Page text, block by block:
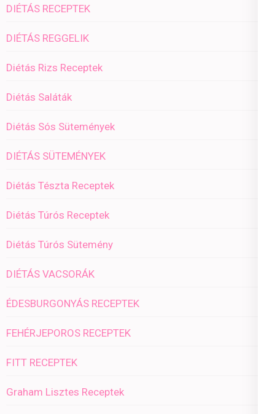
DIÉTÁS RECEPTEK
DIÉTÁS REGGELIK
Diétás Rizs Receptek
Diétás Saláták
Diétás Sós Sütemények
DIÉTÁS SÜTEMÉNYEK
Diétás Tészta Receptek
Diétás Túrós Receptek
Diétás Túrós Sütemény
DIÉTÁS VACSORÁK
ÉDESBURGONYÁS RECEPTEK
FEHÉRJEPOROS RECEPTEK
FITT RECEPTEK
Graham Lisztes Receptek